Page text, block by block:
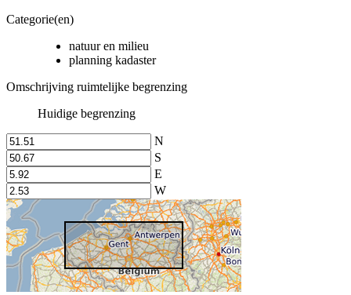
Categorie(en)
natuur en milieu
planning kadaster
Omschrijving ruimtelijke begrenzing
Huidige begrenzing
N
S
E
W